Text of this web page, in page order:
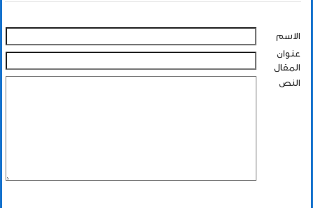
الاسم
عنوان
المقال
النص